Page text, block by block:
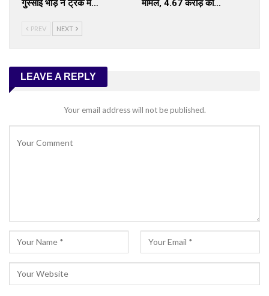
गुस्साई भीड़ ने ट्रक में… मामले, ₹4.67 करोड़ की…
PREV NEXT
LEAVE A REPLY
Your email address will not be published.